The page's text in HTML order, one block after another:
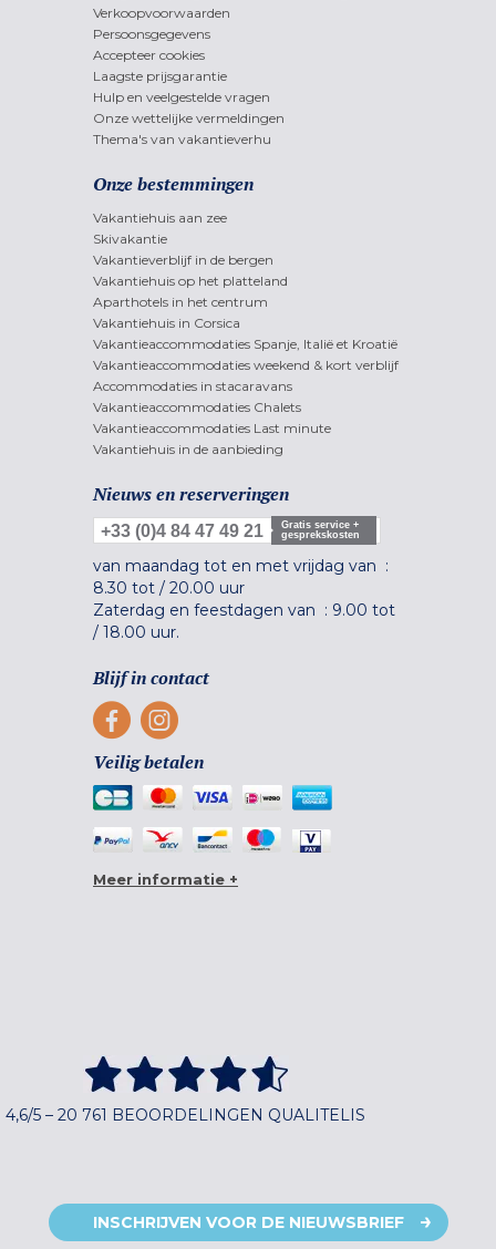
Verkoopvoorwaarden
Persoonsgegevens
Accepteer cookies
Laagste prijsgarantie
Hulp en veelgestelde vragen
Onze wettelijke vermeldingen
Thema's van vakantieverhu
Onze bestemmingen
Vakantiehuis aan zee
Skivakantie
Vakantieverblijf in de bergen
Vakantiehuis op het platteland
Aparthotels in het centrum
Vakantiehuis in Corsica
Vakantieaccommodaties Spanje, Italië et Kroatië
Vakantieaccommodaties weekend & kort verblijf
Accommodaties in stacaravans
Vakantieaccommodaties Chalets
Vakantieaccommodaties Last minute
Vakantiehuis in de aanbieding
Nieuws en reserveringen
+33 (0)4 84 47 49 21
Gratis service +
gesprekskosten
van maandag tot en met vrijdag van :
8.30 tot / 20.00 uur
Zaterdag en feestdagen van : 9.00 tot
/ 18.00 uur.
Blijf in contact
Veilig betalen
Meer informatie +
4,6/5 – 20 761 BEOORDELINGEN QUALITELIS
INSCHRIJVEN VOOR DE NIEUWSBRIEF